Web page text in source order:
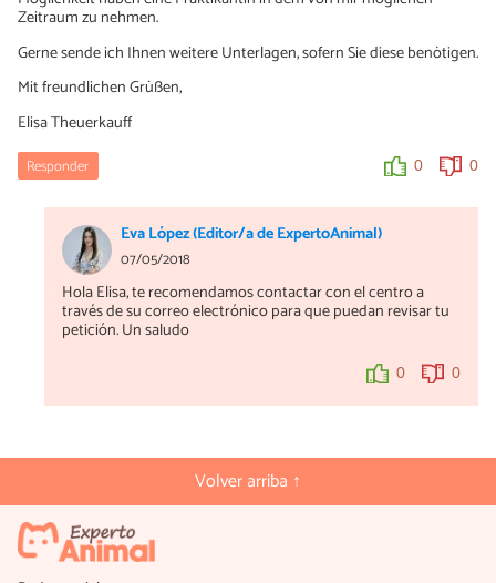
Zeitraum zu nehmen.
Gerne sende ich Ihnen weitere Unterlagen, sofern Sie diese benötigen.
Mit freundlichen Grüßen,
Elisa Theuerkauff
Responder 0 0
Eva López (Editor/a de ExpertoAnimal)
07/05/2018
Hola Elisa, te recomendamos contactar con el centro a
través de su correo electrónico para que puedan revisar tu
petición. Un saludo
0 0
Volver arriba ↑